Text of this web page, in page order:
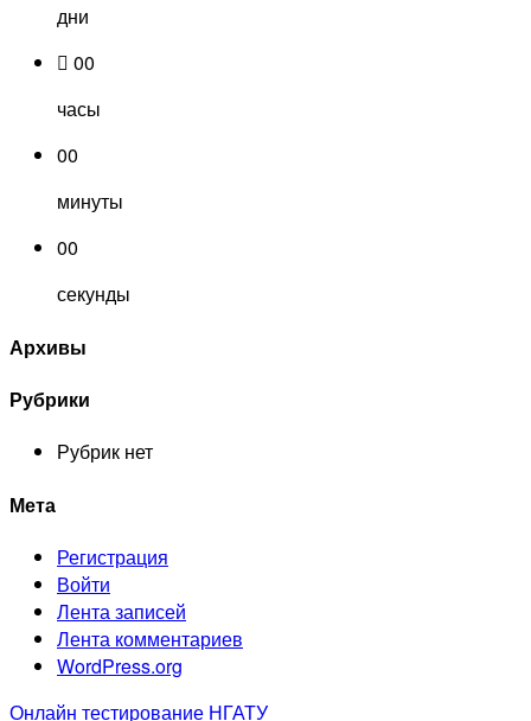
дни
00
часы
00
минуты
00
секунды
Архивы
Рубрики
Рубрик нет
Мета
Регистрация
Войти
Лента записей
Лента комментариев
WordPress.org
Онлайн тестирование НГАТУ